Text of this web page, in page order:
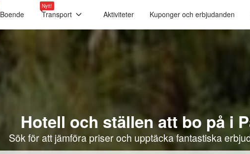
Boende
Nytt!
Transport Aktiviteter Kuponger och erbjudanden
Hotell och ställen att bo på i
Sök för att jämföra priser och upptäcka fantastiska